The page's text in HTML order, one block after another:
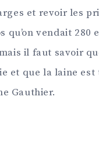
et revoir les
qu’on vendait 280
il faut savoir
et que la laine
Gauthier.